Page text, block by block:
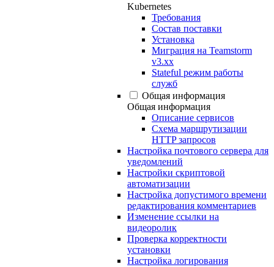
Kubernetes
Требования
Состав поставки
Установка
Миграция на Teamstorm
v3.xx
Stateful режим работы
служб
Общая информация
Общая информация
Описание сервисов
Схема маршрутизации
HTTP запросов
Настройка почтового сервера для
уведомлений
Настройки скриптовой
автоматизации
Настройка допустимого времени
редактирования комментариев
Изменение ссылки на
видеоролик
Проверка корректности
установки
Настройка логирования